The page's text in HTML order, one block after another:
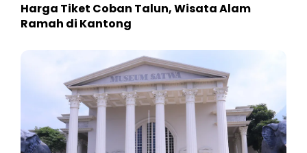
Harga Tiket Coban Talun, Wisata Alam
Ramah di Kantong